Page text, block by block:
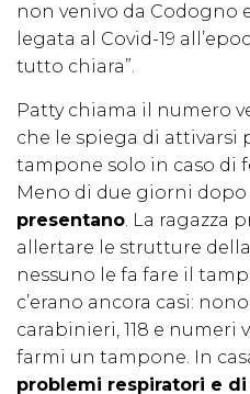
non venivo da Codogno
legata al Covid-19
tutto chiara”.
Patty chiama il numero
che le spiega di attivarsi
tampone solo in caso di
Meno di due giorni dopo
presentano. La ragazza
allertare le strutture
nessuno le fa fare il
c’erano ancora casi:
carabinieri, 118 e numeri
farmi un tampone. In
problemi respiratori e